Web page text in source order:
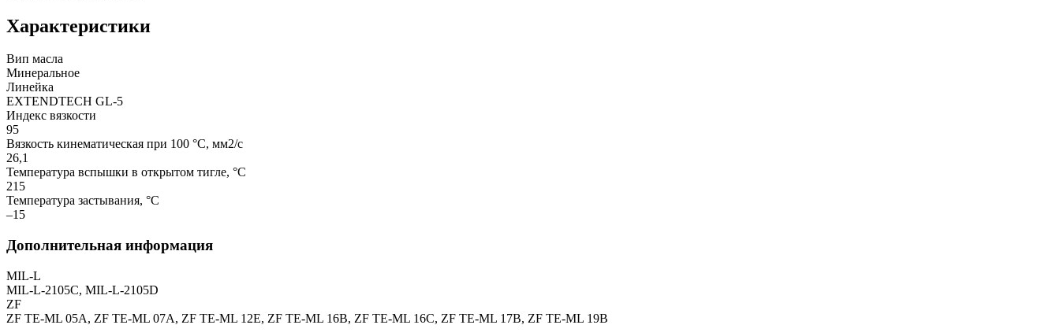
Характеристики
Вип масла
Минеральное
Линейка
EXTENDTECH GL-5
Индекс вязкости
95
Вязкость кинематическая при 100 °С, мм2/с
26,1
Температура вспышки в открытом тигле, °С
215
Температура застывания, °С
–15
Дополнительная информация
MIL-L
MIL-L-2105C, MIL-L-2105D
ZF
ZF TE-ML 05A, ZF TE-ML 07A, ZF TE-ML 12E, ZF TE-ML 16B, ZF TE-ML 16C, ZF TE-ML 17B, ZF TE-ML 19B